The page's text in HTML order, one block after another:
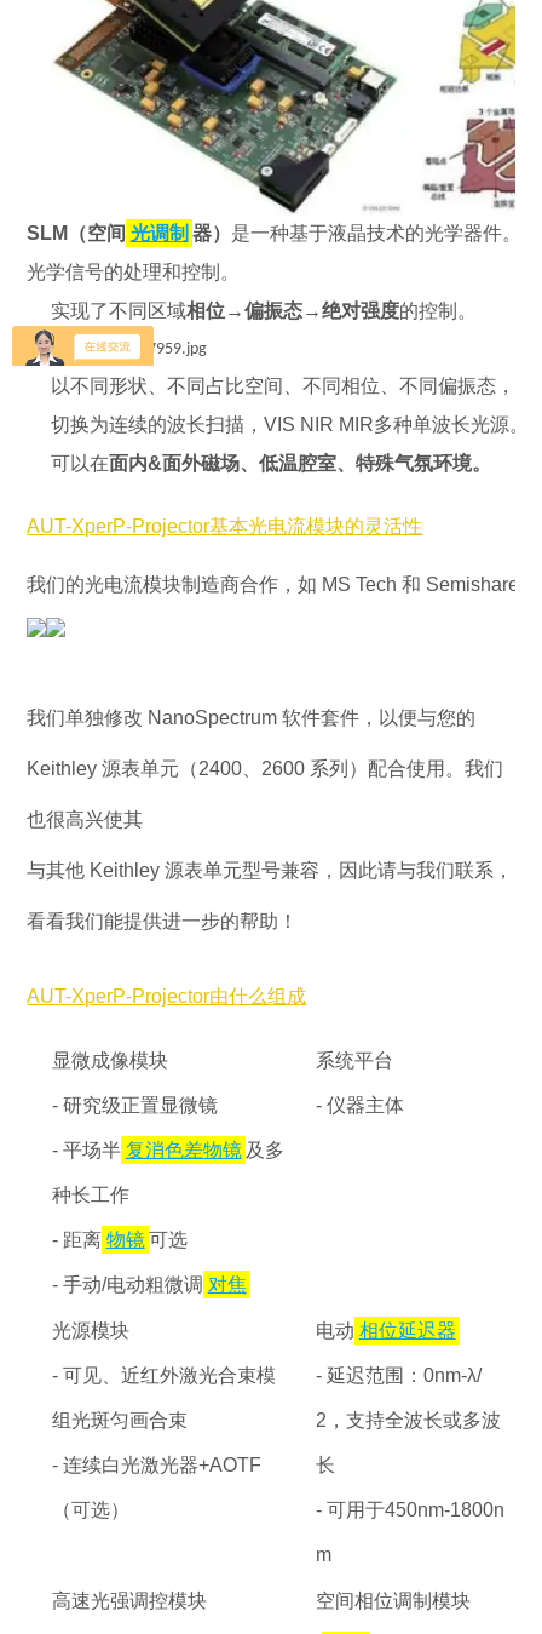
SLM（空间 光调制 器） 是一种基于液晶技术的光学器件。
光学信号的处理和控制。
实现了不同区域相位→偏振态→绝对强度的控制。
以不同形状、不同占比空间、不同相位、不同偏振态，
切换为连续的波长扫描，VIS NIR MIR多种单波长光源。
可以在面内&面外磁场、低温腔室、特殊气氛环境。
AUT-XperP-Projector基本光电流模块的灵活性
我们的光电流模块制造商合作，如 MS Tech 和 Semishare
我们单独修改 NanoSpectrum 软件套件，以便与您的
Keithley 源表单元（2400、2600 系列）配合使用。我们
也很高兴使其
与其他 Keithley 源表单元型号兼容，因此请与我们联系，
看看我们能提供进一步的帮助！
AUT-XperP-Projector由什么组成
显微成像模块
- 研究级正置显微镜
- 平场半 复消色差物镜 及多
种长工作
- 距离 物镜 可选
- 手动/电动粗微调 对焦
系统平台
- 仪器主体
光源模块
- 可见、近红外激光合束模
组光斑匀画合束
- 连续白光激光器+AOTF
（可选）
电动 相位延迟器
- 延迟范围：0nm-λ/
2，支持全波长或多波
长
- 可用于450nm-1800n
m
高速光强调控模块 空间相位调制模块